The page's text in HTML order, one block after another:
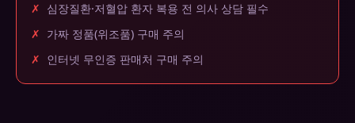
✗ 심장질환·저혈압 환자 복용 전 의사 상담 필수
✗ 가짜 정품(위조품) 구매 주의
✗ 인터넷 무인증 판매처 구매 주의